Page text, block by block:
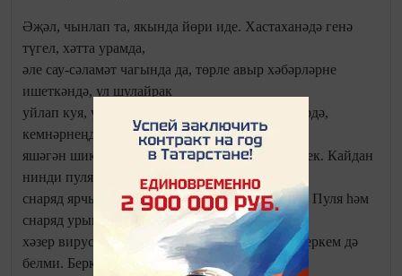
Әҗәл, чынлап та, якында йөри иде. Хастаханәдә генә
түгел, хәтта урамда,
әле сау-сәламәт чагында да, төрле авыр хәбәрләрне
ишеткәндә, ул шулайрак
уйлап куя, үзен дошманнар басып алган шәһәрдә,
кемнәрнеңдер кул астында
яшәгән шикелле тоя иде. Сугышта яшәгән кебек. Кайдан
нинди пуля яки
снаряд ярчыгы килеп тиярен беркем дә белми. Пуля һәм
снаряд урынына
хәзер вирус. Аның кайчан, кемнән эләгерен беркем дә
белми. Беркем дә